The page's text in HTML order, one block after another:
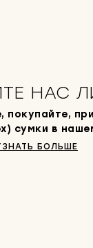
НАС
покупайте,
сумки в
БОЛЬШЕ